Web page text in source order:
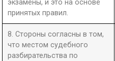
экзамены, и это на основе
принятых правил.
8. Стороны согласны в том,
что местом судебного
разбирательства по